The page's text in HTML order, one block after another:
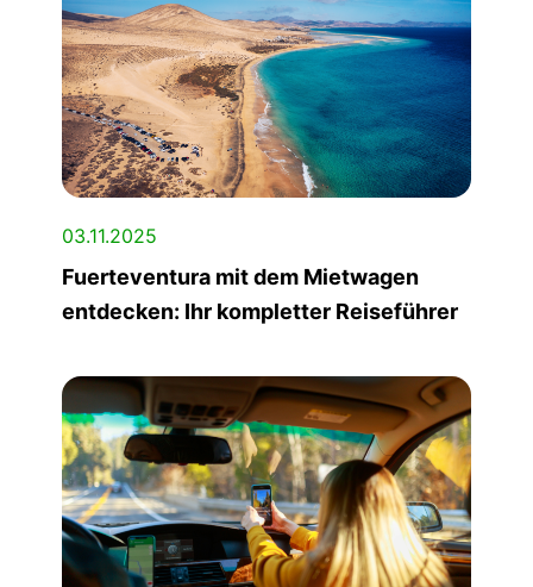
03.11.2025
Fuerteventura mit dem Mietwagen
entdecken: Ihr kompletter Reiseführer